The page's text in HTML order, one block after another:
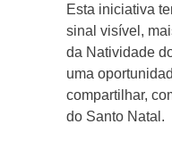
Esta iniciativa
sinal visível,
da Natividade
uma
compartilhar,
do Santo Natal.